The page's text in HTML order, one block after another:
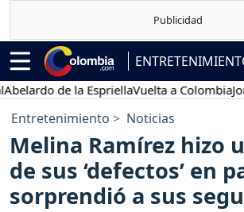
de la EspriellaVuelta a ColombiaJorge
Entretenimiento Noticias
Melina Ramírez hizo
de sus ‘defectos’ en
sorprendió a sus